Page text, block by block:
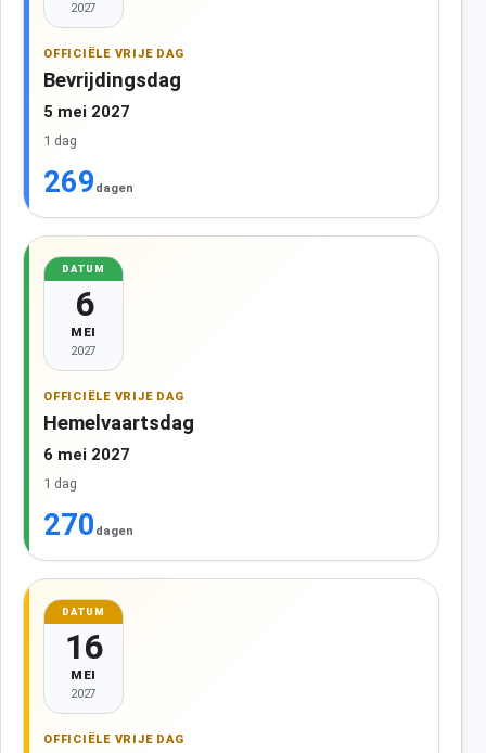
2027
OFFICIËLE VRIJE DAG
Bevrijdingsdag
5 mei 2027
1 dag
269 dagen
DATUM
6
MEI
2027
OFFICIËLE VRIJE DAG
Hemelvaartsdag
6 mei 2027
1 dag
270 dagen
DATUM
16
MEI
2027
OFFICIËLE VRIJE DAG